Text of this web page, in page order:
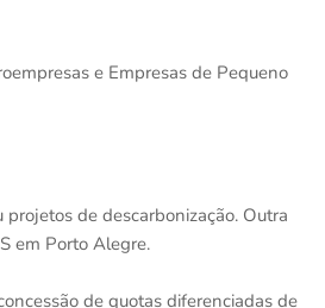
e Empresas de Pequeno
de descarbonização. Outra
em Porto Alegre.
de quotas diferenciadas de